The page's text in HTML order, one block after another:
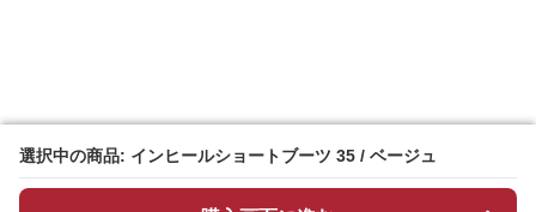
選択中の商品: インヒールショートブーツ 35 / ベージュ
選択中の商品: インヒールショートブーツ 35 / ベージュ